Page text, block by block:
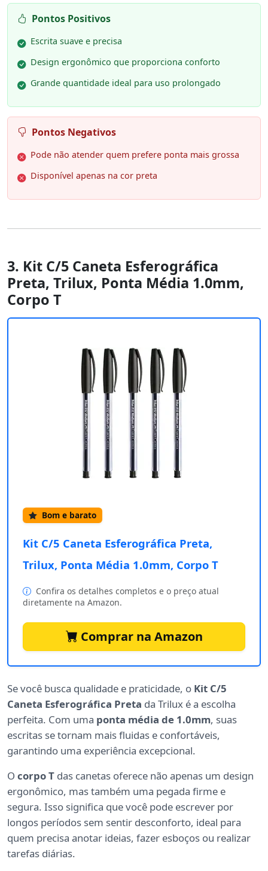
Pontos Positivos
Escrita suave e precisa
Design ergonômico que proporciona conforto
Grande quantidade ideal para uso prolongado
Pontos Negativos
Pode não atender quem prefere ponta mais grossa
Disponível apenas na cor preta
3. Kit C/5 Caneta Esferográfica
Preta, Trilux, Ponta Média 1.0mm,
Corpo T
Bom e barato
Kit C/5 Caneta Esferográfica Preta,
Trilux, Ponta Média 1.0mm, Corpo T
Confira os detalhes completos e o preço atual
diretamente na Amazon.
Comprar na Amazon
Se você busca qualidade e praticidade, o Kit C/5
Caneta Esferográfica Preta da Trilux é a escolha
perfeita. Com uma ponta média de 1.0mm, suas
escritas se tornam mais fluidas e confortáveis,
garantindo uma experiência excepcional.
O corpo T das canetas oferece não apenas um design
ergonômico, mas também uma pegada firme e
segura. Isso significa que você pode escrever por
longos períodos sem sentir desconforto, ideal para
quem precisa anotar ideias, fazer esboços ou realizar
tarefas diárias.